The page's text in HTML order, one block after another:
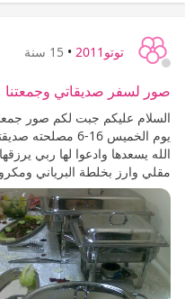
توتو2011 • 15 سنة
صور لسفر صديقاتي وجمعتنا
السلام عليكم جبت لكم صور
يوم الخميس 16-6
الله يسعدها وادعوا لها ربي
مقلي وارز بخلطة البرياني